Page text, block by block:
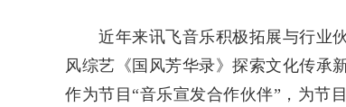
近年来讯飞音乐积极拓展与行业伙
风综艺《国风芳华录》探索文化传承
作为节目“音乐宣发合作伙伴”，为节